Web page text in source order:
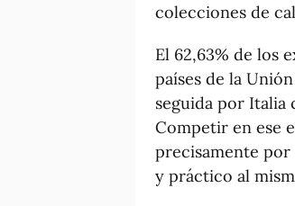
colecciones de
El 62,63% de los
países de la
seguida por Italia
Competir en ese
precisamente
y práctico al